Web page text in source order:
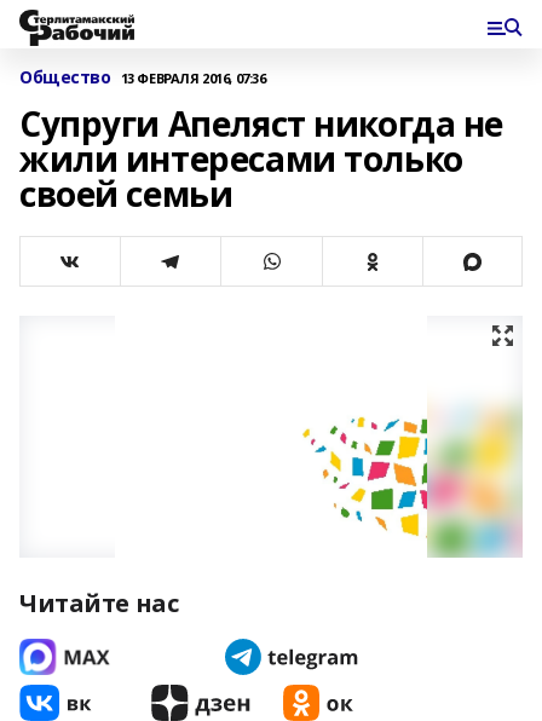
Общество 13 ФЕВРАЛЯ 2016, 07:36
Супруги Апеляст никогда не
жили интересами только
своей семьи
Читайте нас